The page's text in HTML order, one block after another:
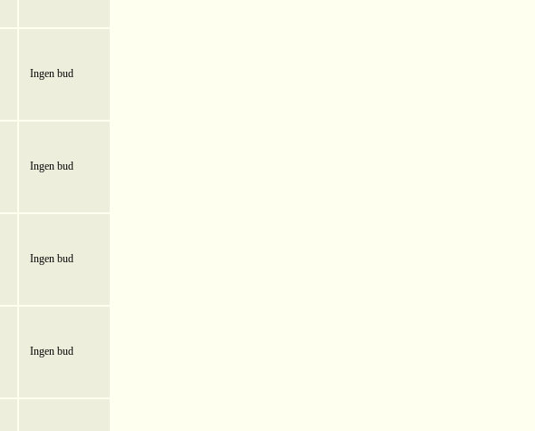
Ingen bud
Ingen bud
Ingen bud
Ingen bud